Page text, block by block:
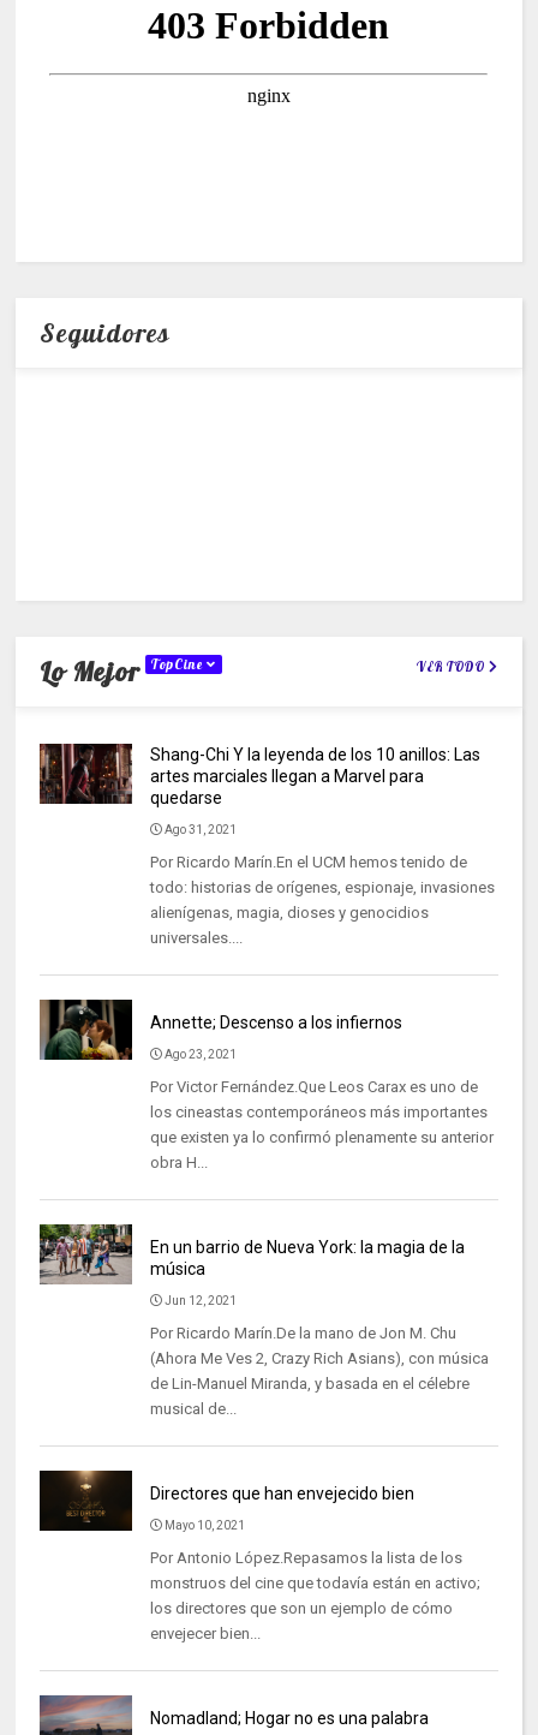
Seguidores
Lo Mejor TopCine VER TODO
Shang-Chi Y la leyenda de los 10 anillos: Las
artes marciales llegan a Marvel para
quedarse
Ago 31, 2021
Por Ricardo Marín.En el UCM hemos tenido de
todo: historias de orígenes, espionaje, invasiones
alienígenas, magia, dioses y genocidios
universales....
Annette; Descenso a los infiernos
Ago 23, 2021
Por Victor Fernández.Que Leos Carax es uno de
los cineastas contemporáneos más importantes
que existen ya lo confirmó plenamente su anterior
obra H...
En un barrio de Nueva York: la magia de la
música
Jun 12, 2021
Por Ricardo Marín.De la mano de Jon M. Chu
(Ahora Me Ves 2, Crazy Rich Asians), con música
de Lin-Manuel Miranda, y basada en el célebre
musical de...
Directores que han envejecido bien
Mayo 10, 2021
Por Antonio López.Repasamos la lista de los
monstruos del cine que todavía están en activo;
los directores que son un ejemplo de cómo
envejecer bien...
Nomadland; Hogar no es una palabra